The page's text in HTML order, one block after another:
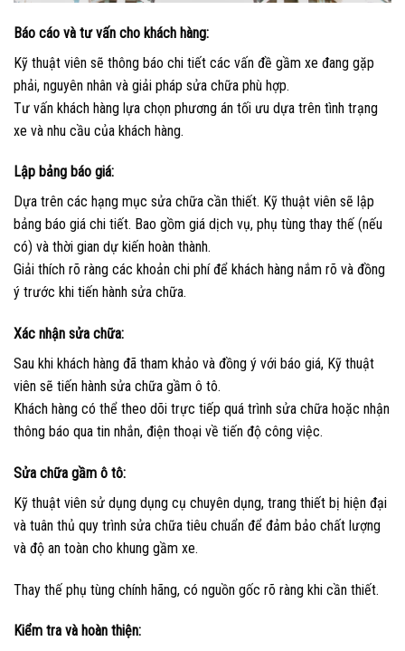
Báo cáo và tư vấn cho khách hàng:
Kỹ thuật viên sẽ thông báo chi tiết các vấn đề gầm xe đang gặp
phải, nguyên nhân và giải pháp sửa chữa phù hợp.
Tư vấn khách hàng lựa chọn phương án tối ưu dựa trên tình trạng
xe và nhu cầu của khách hàng.
Lập bảng báo giá:
Dựa trên các hạng mục sửa chữa cần thiết. Kỹ thuật viên sẽ lập
bảng báo giá chi tiết. Bao gồm giá dịch vụ, phụ tùng thay thế (nếu
có) và thời gian dự kiến hoàn thành.
Giải thích rõ ràng các khoản chi phí để khách hàng nắm rõ và đồng
ý trước khi tiến hành sửa chữa.
Xác nhận sửa chữa:
Sau khi khách hàng đã tham khảo và đồng ý với báo giá, Kỹ thuật
viên sẽ tiến hành sửa chữa gầm ô tô.
Khách hàng có thể theo dõi trực tiếp quá trình sửa chữa hoặc nhận
thông báo qua tin nhắn, điện thoại về tiến độ công việc.
Sửa chữa gầm ô tô:
Kỹ thuật viên sử dụng dụng cụ chuyên dụng, trang thiết bị hiện đại
và tuân thủ quy trình sửa chữa tiêu chuẩn để đảm bảo chất lượng
và độ an toàn cho khung gầm xe.
Thay thế phụ tùng chính hãng, có nguồn gốc rõ ràng khi cần thiết.
Kiểm tra và hoàn thiện: